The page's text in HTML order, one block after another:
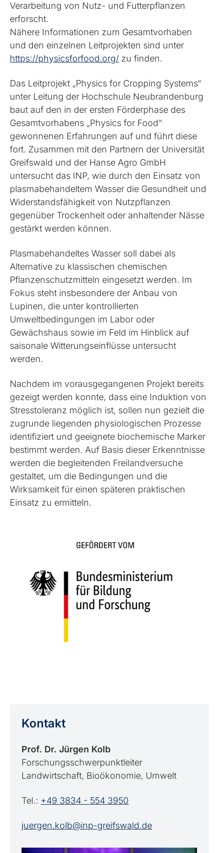
Verarbeitung von Nutz- und Futterpflanzen
erforscht.
Nähere Informationen zum Gesamtvorhaben
und den einzelnen Leitprojekten sind unter
https://physicsforfood.org/ zu finden.
Das Leitprojekt „Physics for Cropping Systems“
unter Leitung der Hochschule Neubrandenburg
baut auf den in der ersten Förderphase des
Gesamtvorhabens „Physics for Food“
gewonnenen Erfahrungen auf und führt diese
fort. Zusammen mit den Partnern der Universität
Greifswald und der Hanse Agro GmbH
untersucht das INP, wie durch den Einsatz von
plasma­behandeltem Wasser die Gesundheit und
Widerstandsfähigkeit von Nutzpflanzen
gegenüber Trockenheit oder anhaltender Nässe
gestärkt werden können.
Plasma­behandeltes Wasser soll dabei als
Alternative zu klassischen chemischen
Pflanzenschutzmitteln eingesetzt werden. Im
Fokus steht insbesondere der Anbau von
Lupinen, die unter kontrollierten
Umweltbedingungen im Labor oder
Gewächshaus sowie im Feld im Hinblick auf
saisonale Witterungseinflüsse untersucht
werden.
Nachdem im vorausgegangenen Projekt bereits
gezeigt werden konnte, dass eine Induktion von
Stresstoleranz möglich ist, sollen nun gezielt die
zugrunde liegenden physiologischen Prozesse
identifiziert und geeignete biochemische Marker
bestimmt werden. Auf Basis dieser Erkenntnisse
werden die begleitenden Freilandversuche
gestaltet, um die Bedingungen und die
Wirksamkeit für einen späteren praktischen
Einsatz zu ermitteln.
Kontakt
Prof. Dr. Jürgen Kolb
Forschungsschwerpunktleiter
Landwirtschaft, Bioökonomie, Umwelt
Tel.: +49 3834 - 554 3950
juergen.kolb@inp-greifswald.de